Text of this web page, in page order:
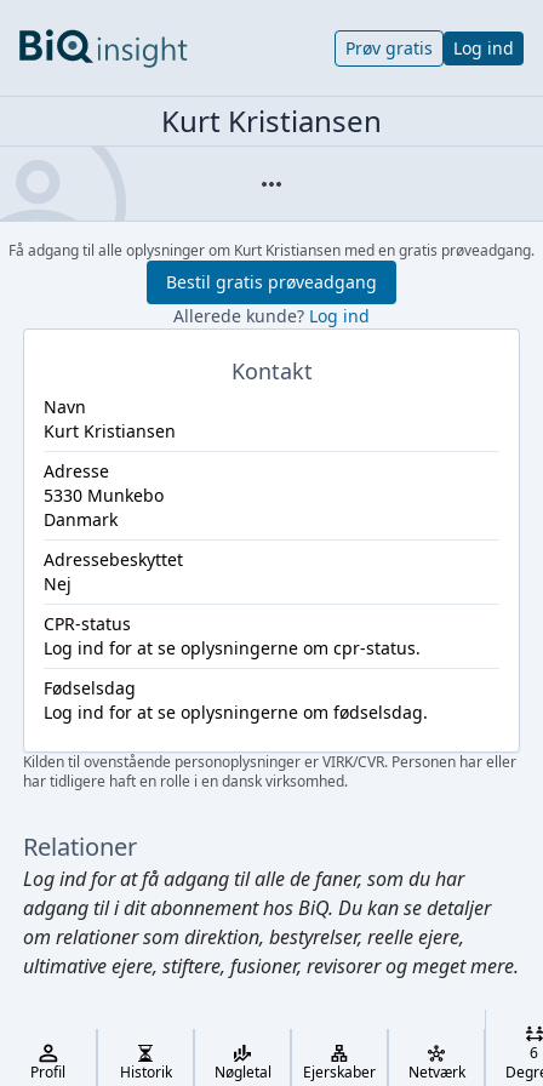
Cmd/Ctrl + K
Prøv gratis Log ind
Kurt Kristiansen
Få adgang til alle oplysninger om Kurt Kristiansen med en gratis prøveadgang.
Bestil gratis prøveadgang
Allerede kunde? Log ind
Kontakt
Navn
Kurt Kristiansen
Adresse
5330 Munkebo
Danmark
Adressebeskyttet
Nej
CPR-status
Log ind for at se oplysningerne om cpr-status.
Fødselsdag
Log ind for at se oplysningerne om fødselsdag.
Kilden til ovenstående personoplysninger er VIRK/CVR. Personen har eller
har tidligere haft en rolle i en dansk virksomhed.
Relationer
Log indfor at få adgang til alle de faner, som du har
adgang til i dit abonnement hos BiQ. Du kan se detaljer
om relationer som direktion, bestyrelser, reelle ejere,
ultimative ejere, stiftere, fusioner, revisorer og meget mere.
Profil Historik Nøgletal Ejerskaber Netværk
6